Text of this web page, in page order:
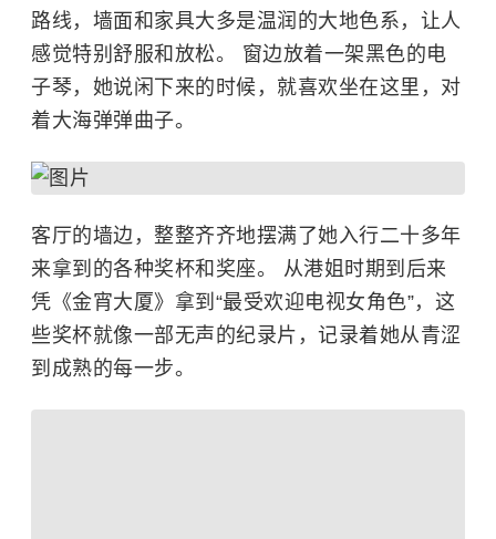
路线，墙面和家具大多是温润的大地色系，让人
感觉特别舒服和放松。 窗边放着一架黑色的电
子琴，她说闲下来的时候，就喜欢坐在这里，对
着大海弹弹曲子。
客厅的墙边，整整齐齐地摆满了她入行二十多年
来拿到的各种奖杯和奖座。 从港姐时期到后来
凭《金宵大厦》拿到“最受欢迎电视女角色”，这
些奖杯就像一部无声的纪录片，记录着她从青涩
到成熟的每一步。